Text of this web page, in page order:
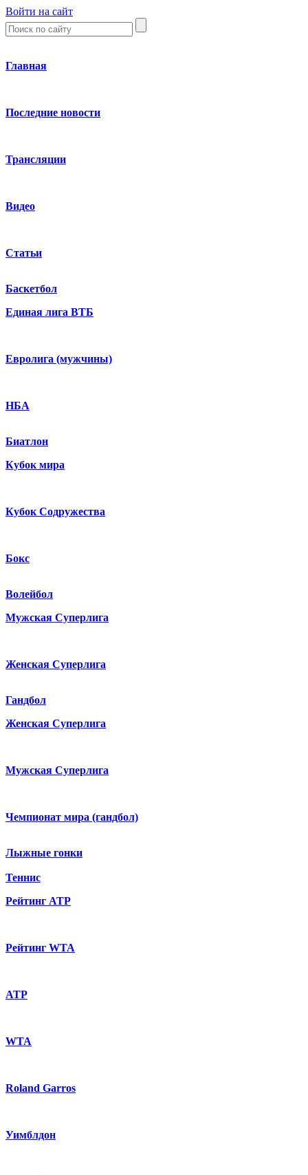
Войти на сайт
Главная
Последние новости
Трансляции
Видео
Статьи
Баскетбол
Единая лига ВТБ
Евролига (мужчины)
НБА
Биатлон
Кубок мира
Кубок Содружества
Бокс
Волейбол
Мужская Суперлига
Женская Суперлига
Гандбол
Женская Суперлига
Мужская Суперлига
Чемпионат мира (гандбол)
Лыжные гонки
Теннис
Рейтинг ATP
Рейтинг WTA
ATP
WTA
Roland Garros
Уимблдон